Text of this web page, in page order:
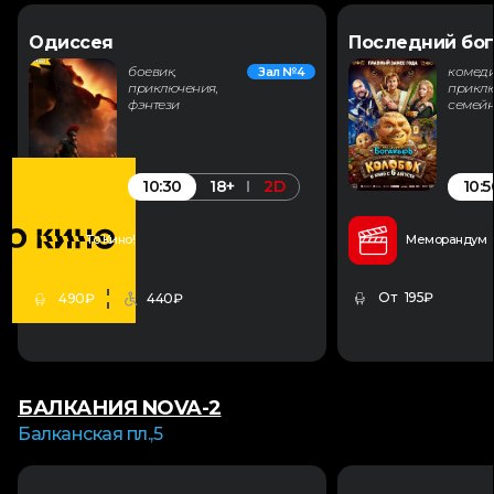
Одиссея
боевик,
приключения,
фэнтези
Зал №4
10:30 18+ 2D
То Кино!
490₽ 440₽
Последний
Меморандум
От 195₽
БАЛКАНИЯ NOVA-2
Балканская пл.,5